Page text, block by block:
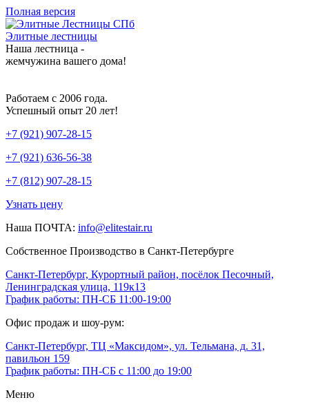
Полная версия
Элитные лестницы
Наша лестница -
жемчужина вашего дома!
Работаем с 2006 года.
Успешный опыт 20 лет!
+7 (921) 907-28-15
+7 (921) 636-56-38
+7 (812) 907-28-15
Узнать цену
Наша ПОЧТА: info@elitestair.ru
Собственное Производство в Санкт-Петербурге
Санкт-Петербург, Курортный район, посёлок Песочный,
Ленинградская улица, 119к13
График работы: ПН-СБ 11:00-19:00
Офис продаж и шоу-рум:
Санкт-Петербург, ТЦ «Максидом», ул. Тельмана, д. 31,
павильон 159
График работы: ПН-СБ с 11:00 до 19:00
Меню